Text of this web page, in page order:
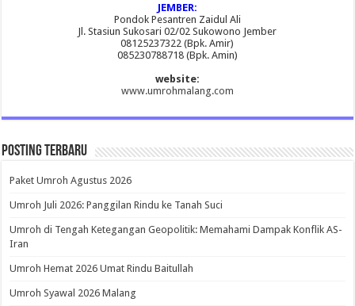
JEMBER:
Pondok Pesantren Zaidul Ali
Jl. Stasiun Sukosari 02/02 Sukowono Jember
08125237322 (Bpk. Amir)
085230788718 (Bpk. Amin)
website:
www.umrohmalang.com
Posting Terbaru
Paket Umroh Agustus 2026
Umroh Juli 2026: Panggilan Rindu ke Tanah Suci
Umroh di Tengah Ketegangan Geopolitik: Memahami Dampak Konflik AS-
Iran
Umroh Hemat 2026 Umat Rindu Baitullah
Umroh Syawal 2026 Malang